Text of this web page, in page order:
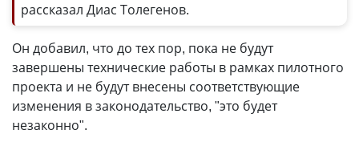
рассказал Диас Толегенов.
Он добавил, что до тех пор, пока не будут
завершены технические работы в рамках пилотного
проекта и не будут внесены соответствующие
изменения в законодательство, "это будет
незаконно".